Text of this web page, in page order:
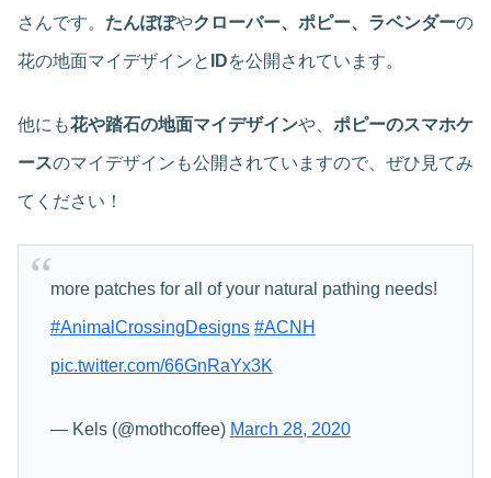
さんです。 たんぽぽやクローバー、ポピー、ラベンダーの
花の地面マイデザインと IDを公開されています。
他にも花や踏石の地面マイデザインや、 ポピーのスマホケ
ースのマイデザインも公開されていますので、ぜひ見てみ
てください！
more patches for all of your natural pathing needs!
#AnimalCrossingDesigns #ACNH
pic.twitter.com/66GnRaYx3K
— Kels (@mothcoffee) March 28, 2020